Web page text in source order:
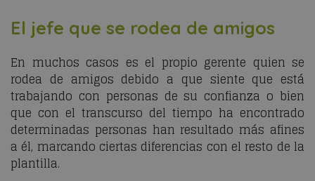
El jefe que se rodea de amigos
En muchos casos es el propio gerente quien se
rodea de amigos debido a que siente que está
trabajando con personas de su confianza o bien
que con el transcurso del tiempo ha encontrado
determinadas personas han resultado más afines
a él, marcando ciertas diferencias con el resto de la
plantilla.